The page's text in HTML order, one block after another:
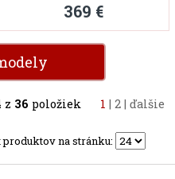
369 €
z 36 položiek 1 | 2 | ďalšie
produktov na stránku: